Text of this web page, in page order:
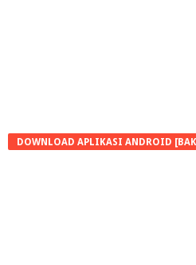
DOWNLOAD APLIKASI ANDROID